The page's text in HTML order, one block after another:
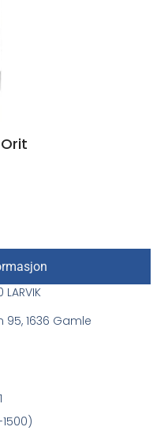
95, 1636 Gamle